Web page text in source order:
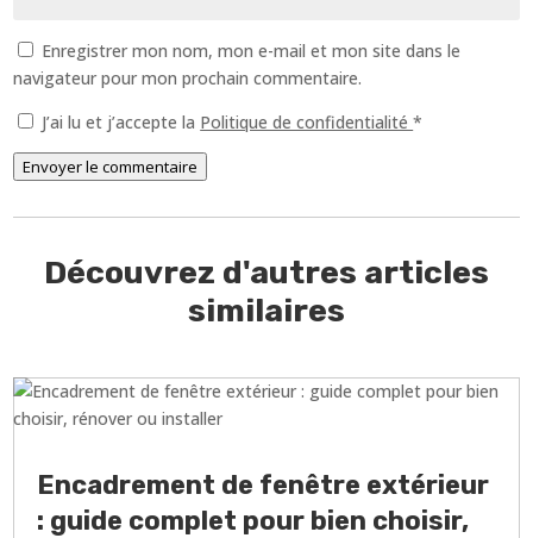
Enregistrer mon nom, mon e-mail et mon site dans le
navigateur pour mon prochain commentaire.
J’ai lu et j’accepte la Politique de confidentialité*
Envoyer le commentaire
Découvrez d'autres articles
similaires
Encadrement de fenêtre extérieur
: guide complet pour bien choisir,